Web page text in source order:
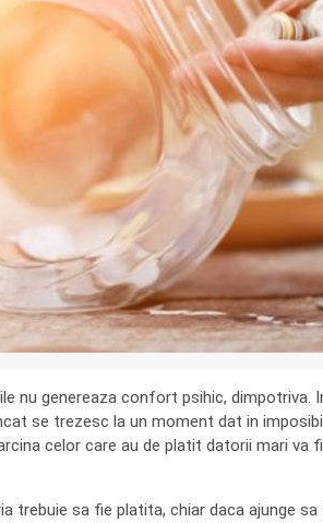
nu genereaza confort psihic,
se trezesc la un moment dat in
celor care au de platit datorii mari va
trebuie sa fie platita, chiar daca ajunge